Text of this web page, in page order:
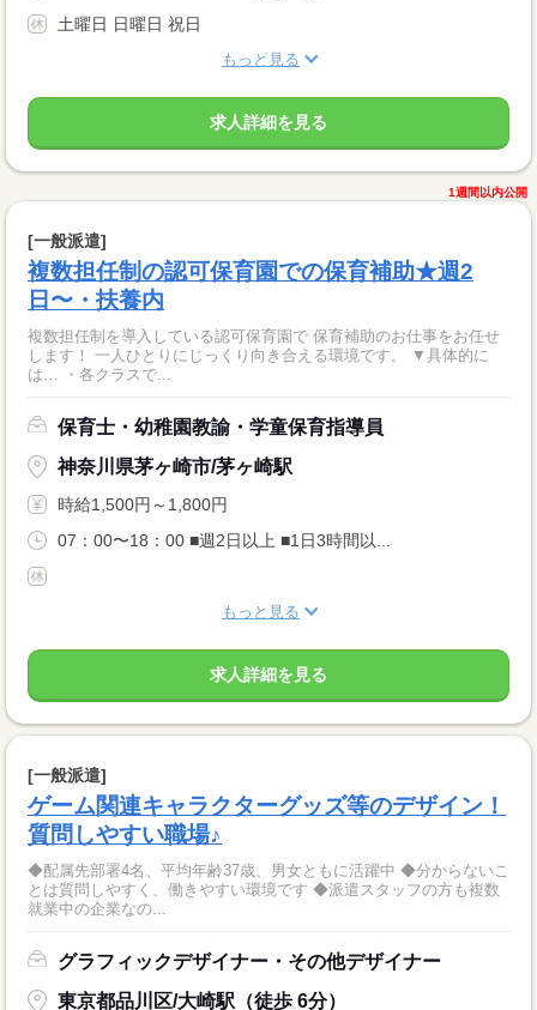
土曜日 日曜日 祝日
もっと見る
求人詳細を見る
1週間以内公開
[一般派遣]
複数担任制の認可保育園での保育補助★週2
日〜・扶養内
複数担任制を導入している認可保育園で 保育補助のお仕事をお任せ
します！ 一人ひとりにじっくり向き合える環境です。 ▼具体的に
は… ・各クラスで...
保育士・幼稚園教諭・学童保育指導員
神奈川県茅ヶ崎市/茅ヶ崎駅
時給1,500円～1,800円
07：00〜18：00 ■週2日以上 ■1日3時間以...
もっと見る
求人詳細を見る
[一般派遣]
ゲーム関連キャラクターグッズ等のデザイン！
質問しやすい職場♪
◆配属先部署4名、平均年齢37歳、男女ともに活躍中 ◆分からないこ
とは質問しやすく、働きやすい環境です ◆派遣スタッフの方も複数
就業中の企業なの...
グラフィックデザイナー・その他デザイナー
東京都品川区/大崎駅（徒歩 6分）